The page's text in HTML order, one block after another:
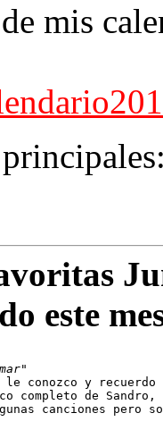
mis
este
le conozco y
completo de
canciones pero